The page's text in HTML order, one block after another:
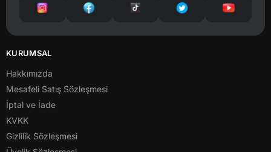
KURUMSAL
Hakkımızda
Mesafeli Satış Sözleşmesi
İptal ve İade
KVKK
Gizlilik Sözleşmesi